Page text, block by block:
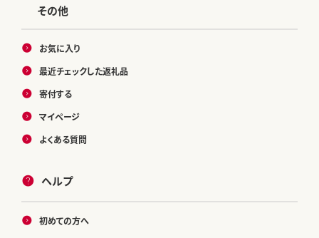
その他
お気に入り
最近チェックした返礼品
寄付する
マイページ
よくある質問
ヘルプ
初めての方へ